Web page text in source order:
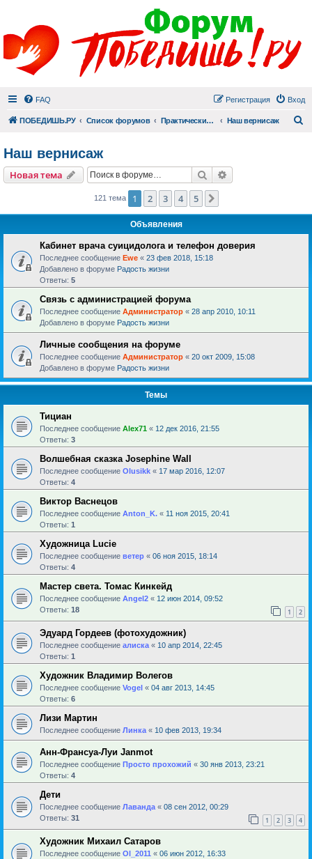
FAQ Вход
Регистрация
ПОБЕДИШЬ.РУ Список форумов Практический раздел Наш вернисаж
Наш вернисаж
Новая тема Поиск
121 тема 1 2 3 4 5
Объявления
Кабинет врача суицидолога и телефон доверия
Последнее сообщение Ewe « 23 фев 2018, 15:18
Добавлено в форуме Радость жизни
Ответы: 5
Связь с администрацией форума
Последнее сообщение Администратор « 28 апр 2010, 10:11
Добавлено в форуме Радость жизни
Личные сообщения на форуме
Последнее сообщение Администратор « 20 окт 2009, 15:08
Добавлено в форуме Радость жизни
Темы
Тициан
Последнее сообщение Alex71 « 12 дек 2016, 21:55
Ответы: 3
Волшебная сказка Josephine Wall
Последнее сообщение Olusikk « 17 мар 2016, 12:07
Ответы: 4
Виктор Васнецов
Последнее сообщение Anton_K. « 11 ноя 2015, 20:41
Ответы: 1
Художница Lucie
Последнее сообщение ветер « 06 ноя 2015, 18:14
Ответы: 4
Мастер света. Томас Кинкейд
Последнее сообщение Angel2 « 12 июн 2014, 09:52
Ответы: 18 1 2
Эдуард Гордеев (фотохудожник)
Последнее сообщение алиска « 10 апр 2014, 22:45
Ответы: 1
Художник Владимир Волегов
Последнее сообщение Vogel « 04 авг 2013, 14:45
Ответы: 6
Лизи Мартин
Последнее сообщение Линка « 10 фев 2013, 19:34
Анн-Франсуа-Луи Janmot
Последнее сообщение Просто прохожий « 30 янв 2013, 23:21
Ответы: 4
Дети
Последнее сообщение Лаванда « 08 сен 2012, 00:29
Ответы: 31 1 2 3 4
Художник Михаил Сатаров
Последнее сообщение Ol_2011 « 06 июн 2012, 16:33